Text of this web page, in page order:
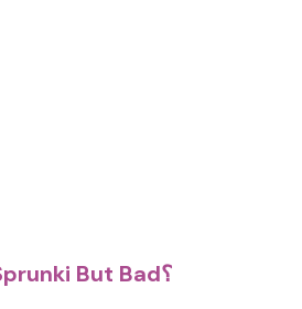
ما هو Sprunki But Bad؟